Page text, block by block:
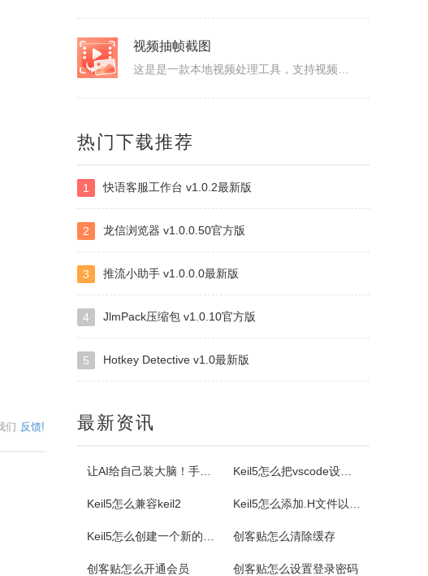
们 反馈!
视频抽帧截图
这是是一款本地视频处理工具，支持视频单帧无损导出、视频截图、批量抽帧、视频裁剪、视频拼接和视频变速，素材在本机处理，文件无需上传，适合从视频中提取关键画面、整理多张原图或快速处理视频片段。视频抽帧：播放并定位到目标画面，显示当前帧号，支持上一帧、下一帧微调，一键导出单张PNG无损原图。视频批量抽帧截...
ImapBox邮箱网盘
云诺
NetStumbler是Windows平台下最著名的查找无线接入点的免费工具，NetStumbler支持PCMCIA无线网卡，还支持全球GPS卫星定位系统。NetStumbler支持服务集识别符(SSID)、无线加密协议(WiredEquivalentPrivacy-WEP)、开放式认证、共享密码认...
热门下载推荐
1 快语客服工作台 v1.0.2最新版
2 龙信浏览器 v1.0.0.50官方版
3 推流小助手 v1.0.0.0最新版
4 JlmPack压缩包 v1.0.10官方版
5 Hotkey Detective v1.0最新版
最新资讯
让AI给自己装大脑！手把手教你学会安装使用Agent Skill Keil5怎么把vscode设置外部编辑器
Keil5怎么兼容keil2 Keil5怎么添加.H文件以及Keil5添加.H文件的方法
Keil5怎么创建一个新的51单片机项目 创客贴怎么清除缓存
创客贴怎么开通会员 创客贴怎么设置登录密码